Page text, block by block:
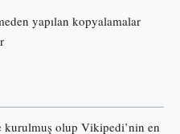
yapılan kopyalamalar
kurulmuş olup Vikipedi’nin en